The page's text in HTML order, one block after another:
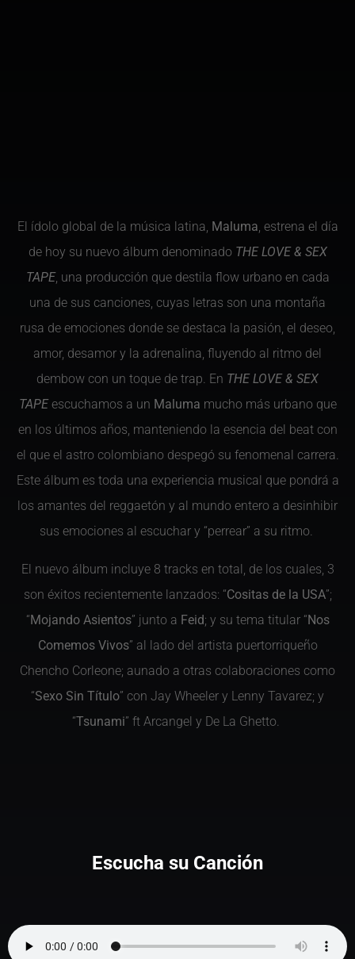
El ídolo global de la música latina, Maluma, estrena el día
de hoy su nuevo álbum denominado THE LOVE & SEX
TAPE, una producción que destila flow urbano en cada
una de sus canciones, cuyas letras son una montaña
rusa de emociones donde se destaca la pasión, el deseo,
amor, desamor y la adrenalina, fluyendo al ritmo del
dembow con un toque de trap. En THE LOVE & SEX
TAPEescuchamos a un Maluma mucho más urbano que
en los últimos años, manteniendo la esencia del beat con
el que el astro colombiano despegó su fenomenal carrera.
Este álbum es toda una experiencia musical que pondrá a
los amantes del reggaetón y al mundo entero a desinhibir
sus emociones al escuchar y “perrear” a su ritmo.
El nuevo álbum incluye 8 tracks en total, de los cuales, 3
son éxitos recientemente lanzados: “Cositas de la USA”;
“Mojando Asientos” junto a Feid; y su tema titular “Nos
Comemos Vivos” al lado del artista puertorriqueño
Chencho Corleone; aunado a otras colaboraciones como
“Sexo Sin Título” con Jay Wheeler y Lenny Tavarez; y
“Tsunami” ft Arcangel y De La Ghetto.
Escucha su Canción